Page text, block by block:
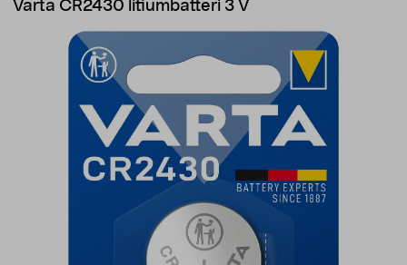
Varta CR2430 litiumbatteri 3 V